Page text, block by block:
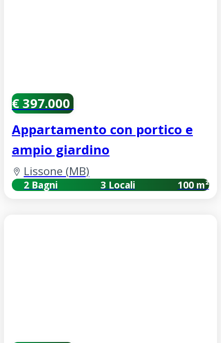
€ 397.000
Appartamento con portico e
ampio giardino
Lissone (MB)
2 Bagni 3 Locali 100 m²